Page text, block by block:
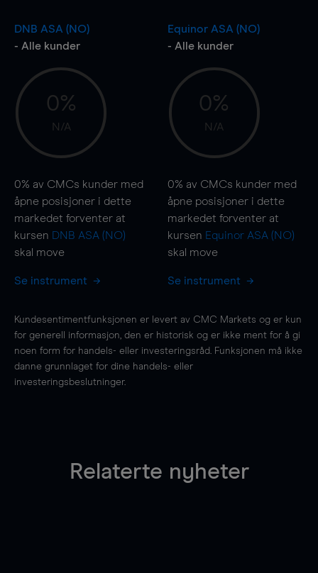
DNB ASA (NO)
- Alle kunder
0%
N/A
0% av CMCs kunder med
åpne posisjoner i dette
markedet forventer at
kursen DNB ASA (NO)
skal move
Se instrument
Equinor ASA (NO)
- Alle kunder
0%
N/A
0% av CMCs kunder med
åpne posisjoner i dette
markedet forventer at
kursen Equinor ASA (NO)
skal move
Se instrument
Kundesentimentfunksjonen er levert av CMC Markets og er kun
for generell informasjon, den er historisk og er ikke ment for å gi
noen form for handels- eller investeringsråd. Funksjonen må ikke
danne grunnlaget for dine handels- eller
investeringsbeslutninger.
Relaterte nyheter